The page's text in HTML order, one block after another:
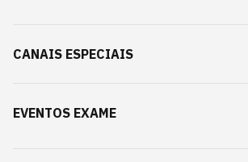
CANAIS ESPECIAIS
EVENTOS EXAME